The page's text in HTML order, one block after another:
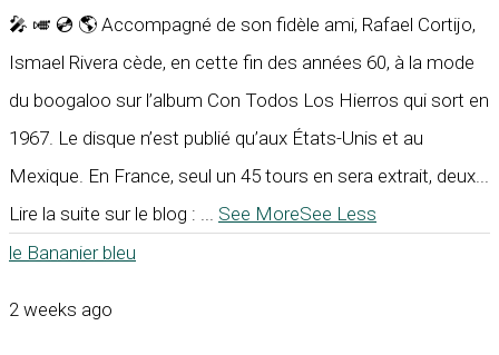
🎤 🎺 💿 🌎 Accompagné de son fidèle ami, Rafael Cortijo,
Ismael Rivera cède, en cette fin des années 60, à la mode
du boogaloo sur l’album Con Todos Los Hierros qui sort en
1967. Le disque n’est publié qu’aux États-Unis et au
Mexique. En France, seul un 45 tours en sera extrait, deux...
Lire la suite sur le blog : ... See MoreSee Less
le Bananier bleu
2 weeks ago